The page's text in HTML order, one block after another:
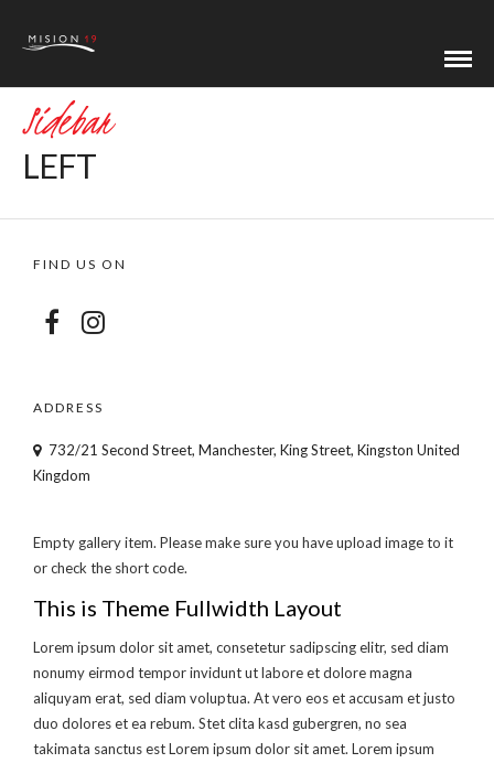
Sidebar
LEFT
FIND US ON
ADDRESS
732/21 Second Street, Manchester, King Street, Kingston United
Kingdom
Empty gallery item. Please make sure you have upload image to it
or check the short code.
This is Theme Fullwidth Layout
Lorem ipsum dolor sit amet, consetetur sadipscing elitr, sed diam
nonumy eirmod tempor invidunt ut labore et dolore magna
aliquyam erat, sed diam voluptua. At vero eos et accusam et justo
duo dolores et ea rebum. Stet clita kasd gubergren, no sea
takimata sanctus est Lorem ipsum dolor sit amet. Lorem ipsum